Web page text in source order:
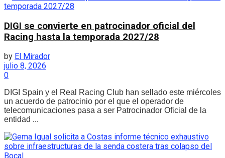
DIGI se convierte en patrocinador oficial del
Racing hasta la temporada 2027/28
by El Mirador
julio 8, 2026
0
DIGI Spain y el Real Racing Club han sellado este miércoles
un acuerdo de patrocinio por el que el operador de
telecomunicaciones pasa a ser Patrocinador Oficial de la
entidad ...